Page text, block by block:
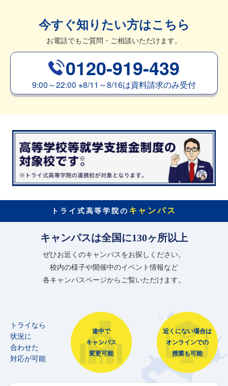
今すぐ知りたい方はこちら
お電話でもご質問・ご相談いただけます。
0120-919-439
9:00～22:00 ※8/11～8/16は資料請求のみ受付
トライ式高等学院の キャンパス
キャンパスは全国に130ヶ所以上
ぜひお近くのキャンパスをお探しください。
校内の様子や開催中のイベント情報など
各キャンパスページからご覧いただけます。
トライなら
状況に
合わせた
対応が可能
途中で
キャンパス
変更可能
近くにない場合は
オンラインでの
授業も可能